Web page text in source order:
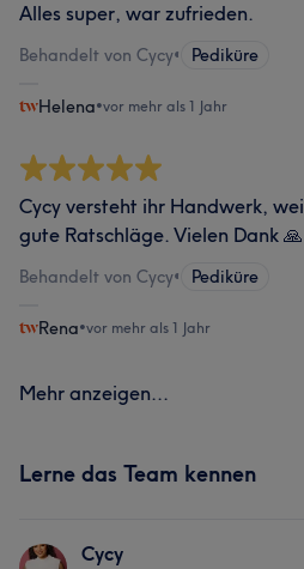
Alles super, war zufrieden.
Behandelt von Cycy• Pediküre
Helena•vor mehr als 1 Jahr
Cycy versteht ihr Handwerk,
gute Ratschläge. Vielen Dank 🙏
Behandelt von Cycy• Pediküre
Rena•vor mehr als 1 Jahr
Mehr anzeigen...
Lerne das Team kennen
Cycy